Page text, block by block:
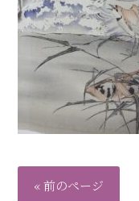
« 前のページ